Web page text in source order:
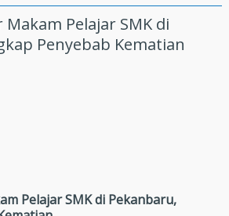
Pelajar SMK di Pekanbaru,